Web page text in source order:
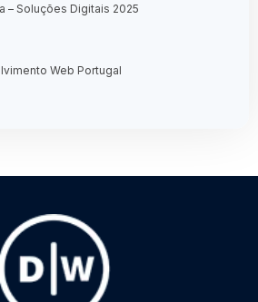
– Soluções Digitais 2025
Web Portugal